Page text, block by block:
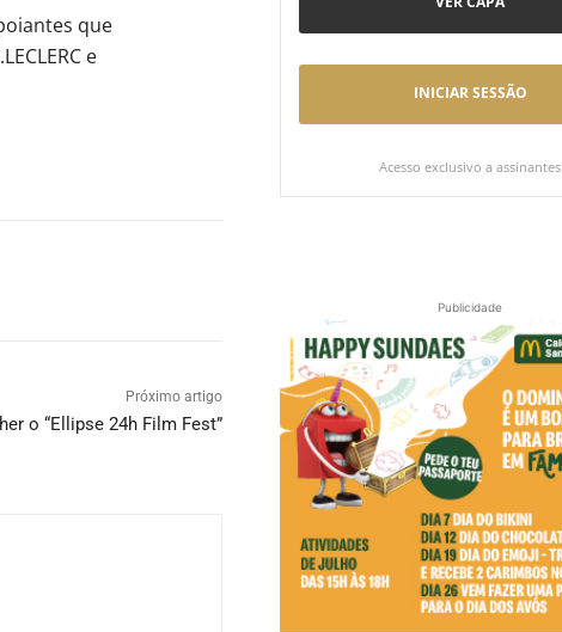
que
e
Próximo artigo
o “Ellipse 24h Film Fest”
INICIAR SESSÃO
Acesso exclusivo a assinantes
Publicidade